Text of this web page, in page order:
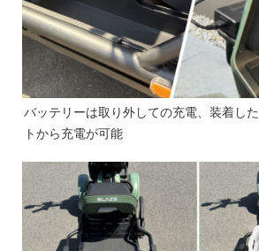
バッテリーは取り外しての充電、装着し
トから充電が可能